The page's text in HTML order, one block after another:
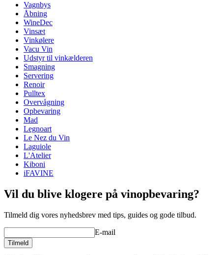
Bredde (cm)
Dybde (cm)
Vagnbys
Åbning
WineDec
Vinsæt
Vinkølere
Vacu Vin
Udstyr til vinkælderen
Smagning
Servering
Renoir
Pulltex
Overvågning
Opbevaring
Mad
Legnoart
Le Nez du Vin
Laguiole
L'Atelier
Kiboni
iFAVINE
Vil du blive klogere på vinopbevaring?
Tilmeld dig vores nyhedsbrev med tips, guides og gode tilbud.
E-mail
Tilmeld